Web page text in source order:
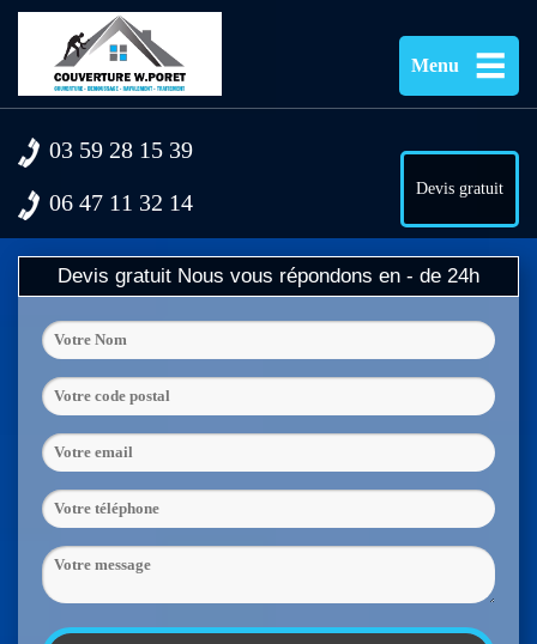
Menu
03 59 28 15 39
06 47 11 32 14
Devis gratuit
Devis gratuit Nous vous répondons en - de 24h